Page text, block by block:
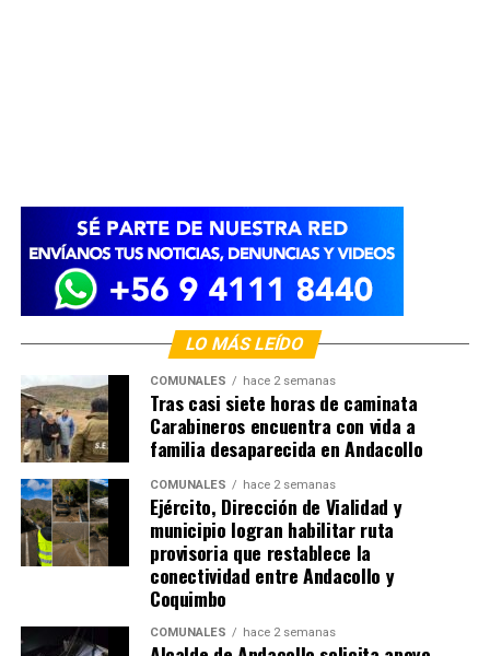
LO MÁS LEÍDO
COMUNALES hace 2 semanas
Tras casi siete horas de caminata
Carabineros encuentra con vida a
familia desaparecida en Andacollo
COMUNALES hace 2 semanas
Ejército, Dirección de Vialidad y
municipio logran habilitar ruta
provisoria que restablece la
conectividad entre Andacollo y
Coquimbo
COMUNALES hace 2 semanas